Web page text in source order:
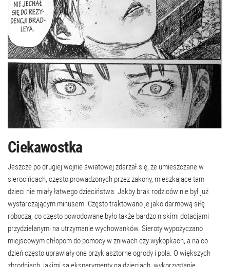
Ciekawostka
Jeszcze po drugiej wojnie światowej zdarzał się, że umieszczane w
sierocińcach, często prowadzonych przez zakony, mieszkające tam
dzieci nie miały łatwego dzieciństwa. Jakby brak rodziców nie był już
wystarczającym minusem. Często traktowano je jako darmową siłę
roboczą, co często powodowane było także bardzo niskimi dotacjami
przydzielanymi na utrzymanie wychowanków. Sieroty wypożyczano
miejscowym chłopom do pomocy w żniwach czy wykopkach, a na co
dzień często uprawiały one przyklasztorne ogrody i pola. O większych